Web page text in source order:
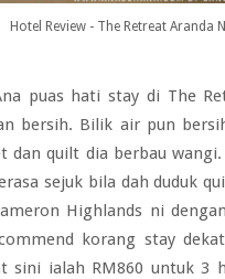
Hotel Review - The Retreat Aranda
puas hati stay di The
bersih. Bilik air pun
dan quilt dia berbau
sejuk bila dah duduk
Highlands ni
korang stay
sini ialah RM860 untuk 3